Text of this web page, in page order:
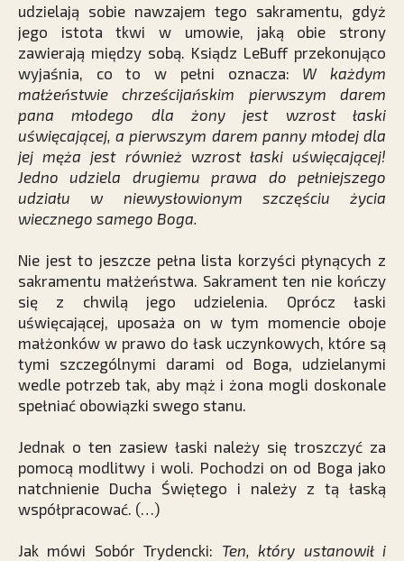
udzielają sobie nawzajem tego sakramentu, gdyż
jego istota tkwi w umowie, jaką obie strony
zawierają między sobą. Ksiądz LeBuff przekonująco
wyjaśnia, co to w pełni oznacza: W każdym
małżeństwie chrześcijańskim pierwszym darem
pana młodego dla żony jest wzrost łaski
uświęcającej, a pierwszym darem panny młodej dla
jej męża jest również wzrost łaski uświęcającej!
Jedno udziela drugiemu prawa do pełniejszego
udziału w niewysłowionym szczęściu życia
wiecznego samego Boga.
Nie jest to jeszcze pełna lista korzyści płynących z
sakramentu małżeństwa. Sakrament ten nie kończy
się z chwilą jego udzielenia. Oprócz łaski
uświęcającej, uposaża on w tym momencie oboje
małżonków w prawo do łask uczynkowych, które są
tymi szczególnymi darami od Boga, udzielanymi
wedle potrzeb tak, aby mąż i żona mogli doskonale
spełniać obowiązki swego stanu.
Jednak o ten zasiew łaski należy się troszczyć za
pomocą modlitwy i woli. Pochodzi on od Boga jako
natchnienie Ducha Świętego i należy z tą łaską
współpracować. (…)
Jak mówi Sobór Trydencki: Ten, który ustanowił i